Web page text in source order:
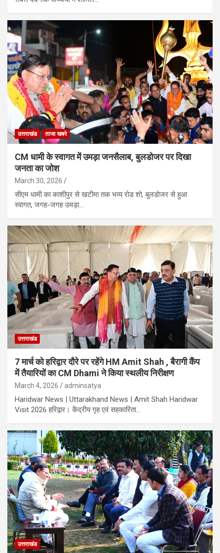
उत्तराखंड ताजा खबरे
CM धामी के स्वागत में उमड़ा जनसैलाब, बुलडोजर पर दिखा
जनता का जोश
March 30, 2026
सीएम धामी का काशीपुर से खटीमा तक भव्य रोड शो, बुलडोजर से हुआ
स्वागत, जगह-जगह उमड़ा…
उत्तराखंड
7 मार्च को हरिद्वार दौरे पर रहेंगे HM Amit Shah , बैरागी कैंप
में तैयारियों का CM Dhami ने किया स्थलीय निरीक्षण
March 4, 2026 adminsatya
Haridwar News | Uttarakhand News | Amit Shah Haridwar
Visit 2026 हरिद्वार। केंद्रीय गृह एवं सहकारिता…
उत्तराखंड